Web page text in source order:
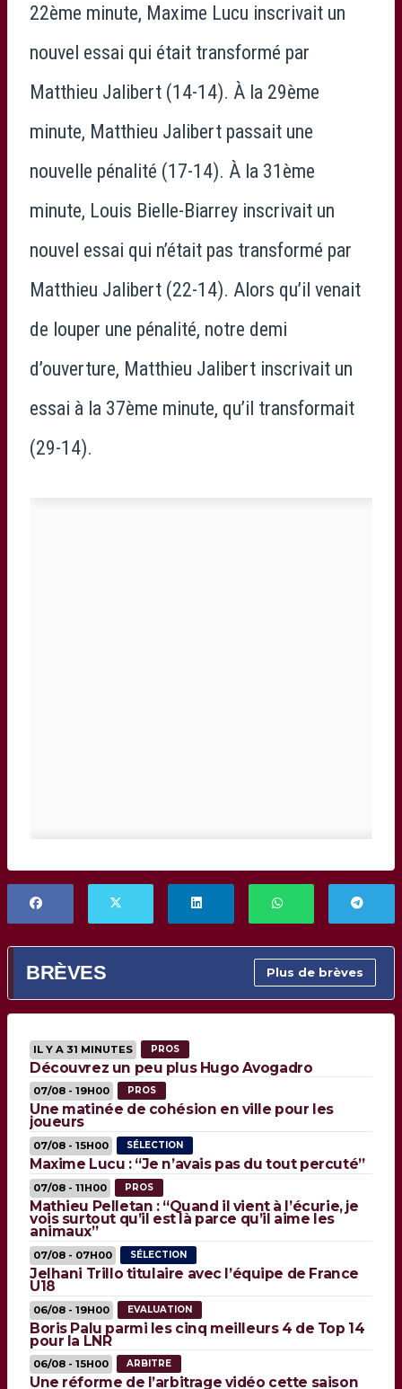
22ème minute, Maxime Lucu inscrivait un
nouvel essai qui était transformé par
Matthieu Jalibert (14-14). À la 29ème
minute, Matthieu Jalibert passait une
nouvelle pénalité (17-14). À la 31ème
minute, Louis Bielle-Biarrey inscrivait un
nouvel essai qui n’était pas transformé par
Matthieu Jalibert (22-14). Alors qu’il venait
de louper une pénalité, notre demi
d’ouverture, Matthieu Jalibert inscrivait un
essai à la 37ème minute, qu’il transformait
(29-14).
BRÈVES Plus de brèves
IL Y A 31 MINUTES PROS
Découvrez un peu plus Hugo Avogadro
07/08 - 19H00 PROS
Une matinée de cohésion en ville pour les
joueurs
07/08 - 15H00 SÉLECTION
Maxime Lucu : “Je n’avais pas du tout percuté”
07/08 - 11H00 PROS
Mathieu Pelletan : “Quand il vient à l’écurie, je
vois surtout qu’il est là parce qu’il aime les
animaux”
07/08 - 07H00 SÉLECTION
Jelhani Trillo titulaire avec l’équipe de France
U18
06/08 - 19H00 EVALUATION
Boris Palu parmi les cinq meilleurs 4 de Top 14
pour la LNR
06/08 - 15H00 ARBITRE
Une réforme de l’arbitrage vidéo cette saison